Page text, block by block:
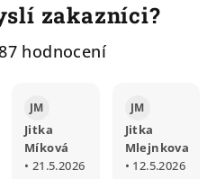
zakazníci?
hodnocení
JM
Jitka
Míková
• 21.5.2026
JM
Jitka
Mlejnkova
• 12.5.2026